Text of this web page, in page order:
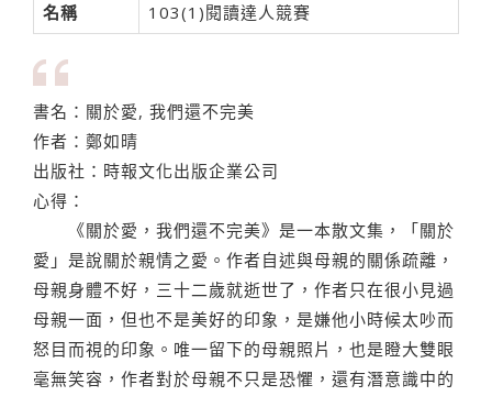
名稱
103(1)閱讀達人競賽
書名：關於愛, 我們還不完美
作者：鄭如晴
出版社：時報文化出版企業公司
心得：
《關於愛，我們還不完美》是一本散文集，「關於
愛」是說關於親情之愛。作者自述與母親的關係疏離，
母親身體不好，三十二歲就逝世了，作者只在很小見過
母親一面，但也不是美好的印象，是嫌他小時候太吵而
怒目而視的印象。唯一留下的母親照片，也是瞪大雙眼
毫無笑容，作者對於母親不只是恐懼，還有潛意識中的